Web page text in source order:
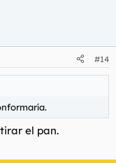
#14
el pan.